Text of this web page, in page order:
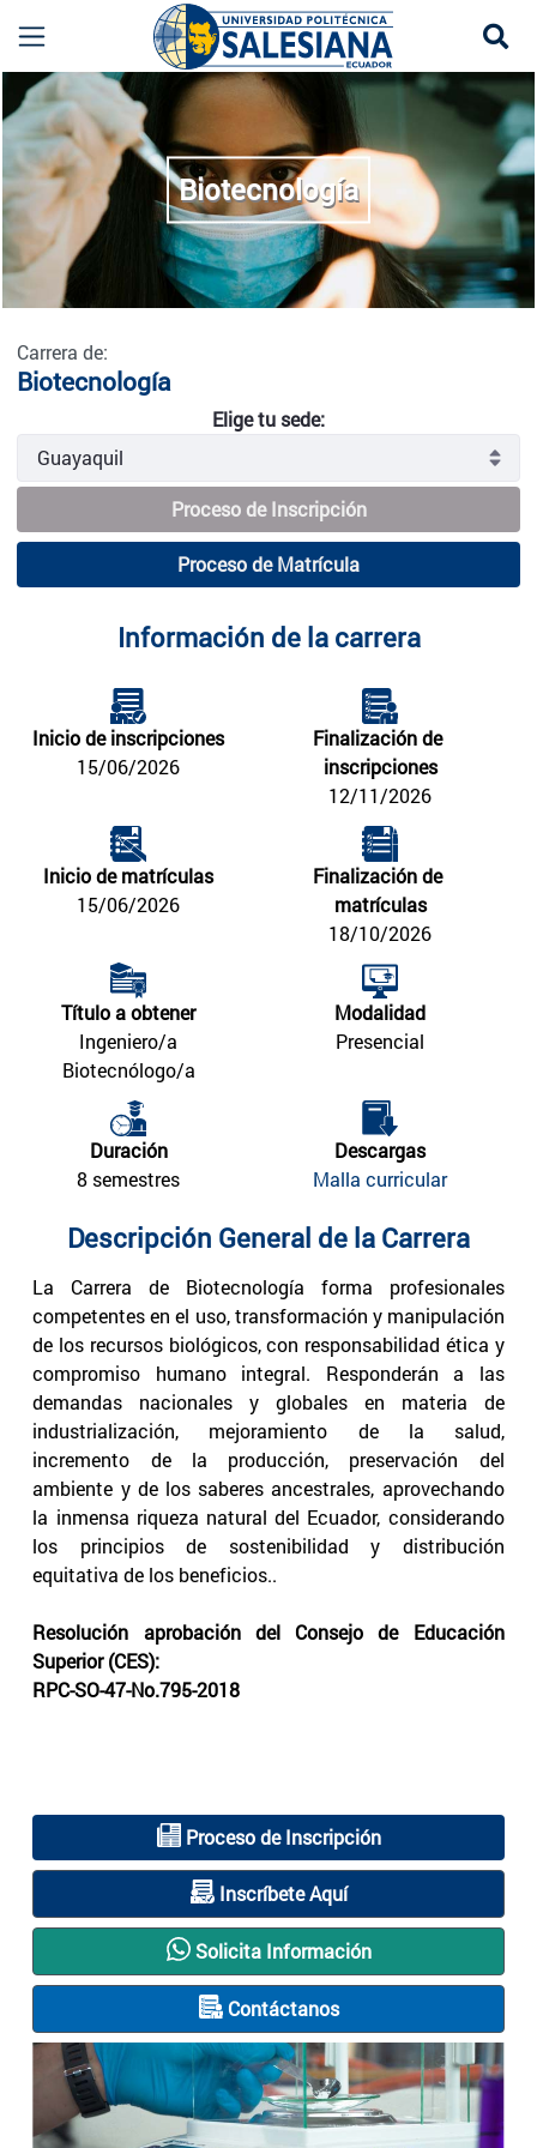
Biotecnología - Guayaquil
more
Biotecnología
Carrera de:
Biotecnología
Elige tu sede:
Proceso de Inscripción
Proceso de Matrícula
Información de la carrera
Inicio de inscripciones
15/06/2026
Finalización de
inscripciones
12/11/2026
Inicio de matrículas
15/06/2026
Finalización de
matrículas
18/10/2026
Título a obtener
Ingeniero/a
Biotecnólogo/a
Modalidad
Presencial
Duración
8 semestres
Descargas
Malla curricular
Descripción General de la Carrera
La Carrera de Biotecnología forma profesionales
competentes en el uso, transformación y manipulación
de los recursos biológicos, con responsabilidad ética y
compromiso humano integral. Responderán a las
demandas nacionales y globales en materia de
industrialización, mejoramiento de la salud,
incremento de la producción, preservación del
ambiente y de los saberes ancestrales, aprovechando
la inmensa riqueza natural del Ecuador, considerando
los principios de sostenibilidad y distribución
equitativa de los beneficios..
Resolución aprobación del Consejo de Educación
Superior (CES):
RPC-SO-47-No.795-2018
Proceso de Inscripción
Inscríbete Aquí
Solicita Información
Contáctanos